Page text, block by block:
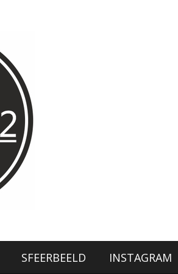
SFEERBEELD INSTAGRAM